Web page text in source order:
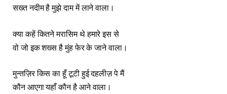
सख्त नदीम है मुझे दाम में लाने वाला।
क्या कहें कितने मरासिम थे हमारे इस से
वो जो इक शख्स है मुंह फेर के जाने वाला।
मुन्तज़िर किस का हूँ टूटी हुई दहलीज़ पे मैं
कौन आएगा यहाँ कौन है आने वाला।